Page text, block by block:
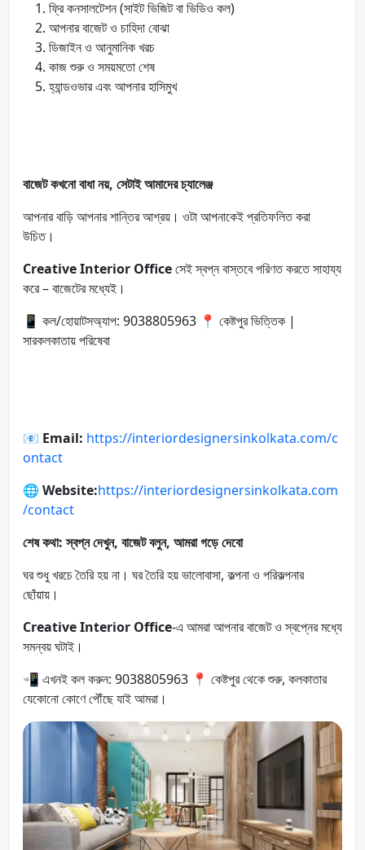
ফ্রি কনসালটেশন (সাইট ভিজিট বা ভিডিও কল)
আপনার বাজেট ও চাহিদা বোঝা
ডিজাইন ও আনুমানিক খরচ
কাজ শুরু ও সময়মতো শেষ
হ্যান্ডওভার এবং আপনার হাসিমুখ
বাজেট কখনো বাধা নয়, সেটাই আমাদের চ্যালেঞ্জ
আপনার বাড়ি আপনার শান্তির আশ্রয়। ওটা আপনাকেই প্রতিফলিত করা
উচিত।
Creative Interior Officeসেই স্বপ্ন বাস্তবে পরিণত করতে সাহায্য
করে – বাজেটের মধ্যেই।
📱 কল/হোয়াটসঅ্যাপ: 9038805963 📍 কেষ্টপুর ভিত্তিক |
সারকলকাতায় পরিষেবা
📧 Email: https://interiordesignersinkolkata.com/c
ontact
🌐 Website:https://interiordesignersinkolkata.com
/contact
শেষ কথা: স্বপ্ন দেখুন, বাজেট বলুন, আমরা গড়ে দেবো
ঘর শুধু খরচে তৈরি হয় না। ঘর তৈরি হয় ভালোবাসা, কল্পনা ও পরিকল্পনার
ছোঁয়ায়।
Creative Interior Office-এ আমরা আপনার বাজেট ও স্বপ্নের মধ্যে
সমন্বয় ঘটাই।
📲 এখনই কল করুন: 9038805963 📍 কেষ্টপুর থেকে শুরু, কলকাতার
যেকোনো কোণে পৌঁছে যাই আমরা।